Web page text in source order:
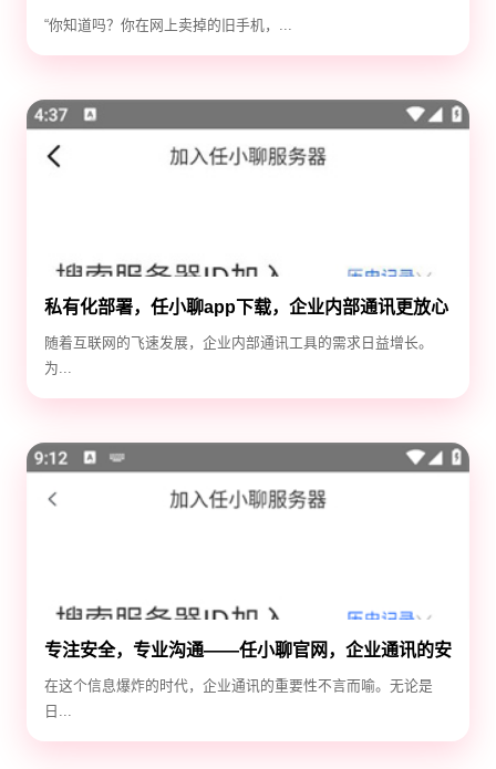
除隐私，防止数据泄露
“你知道吗？你在网上卖掉的旧手机，...
私有化部署，任小聊app下载，企业内部通讯更放心
随着互联网的飞速发展，企业内部通讯工具的需求日益增长。
为...
专注安全，专业沟通——任小聊官网，企业通讯的安
全守护神
在这个信息爆炸的时代，企业通讯的重要性不言而喻。无论是
日...